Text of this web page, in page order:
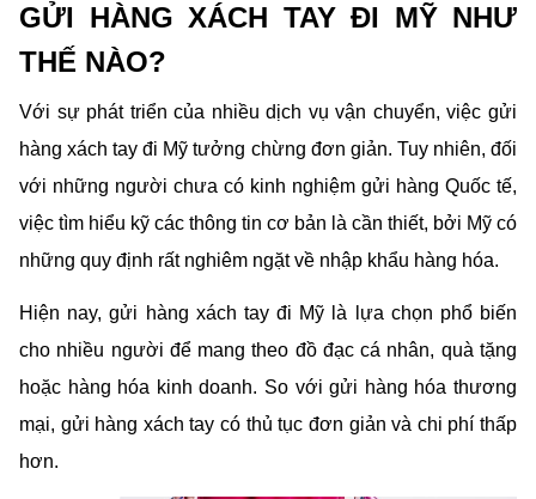
GỬI HÀNG XÁCH TAY ĐI MỸ NHƯ
THẾ NÀO?
Với sự phát triển của nhiều dịch vụ vận chuyển, việc gửi
hàng xách tay đi Mỹ tưởng chừng đơn giản. Tuy nhiên, đối
với những người chưa có kinh nghiệm gửi hàng Quốc tế,
việc tìm hiểu kỹ các thông tin cơ bản là cần thiết, bởi Mỹ có
những quy định rất nghiêm ngặt về nhập khẩu hàng hóa.
Hiện nay, gửi hàng xách tay đi Mỹ là lựa chọn phổ biến
cho nhiều người để mang theo đồ đạc cá nhân, quà tặng
hoặc hàng hóa kinh doanh. So với gửi hàng hóa thương
mại, gửi hàng xách tay có thủ tục đơn giản và chi phí thấp
hơn.